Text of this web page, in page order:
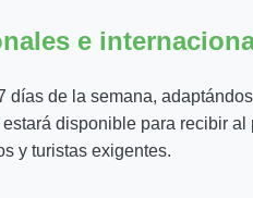
e
de la semana,
disponible para recibir
y turistas exigentes.